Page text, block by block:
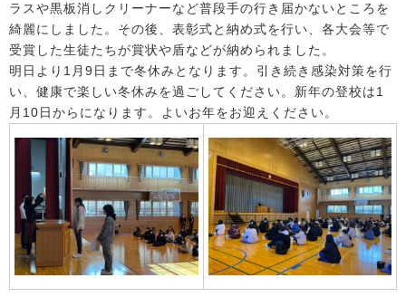
ラスや黒板消しクリーナーなど普段手の行き届かないところを
綺麗にしました。その後、表彰式と納め式を行い、各大会等で
受賞した生徒たちが賞状や盾などが納められました。
明日より1月9日まで冬休みとなります。引き続き感染対策を行
い、健康で楽しい冬休みを過ごしてください。新年の登校は1
月10日からになります。よいお年をお迎えください。